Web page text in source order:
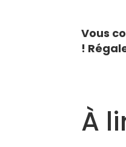
Vous
!
À